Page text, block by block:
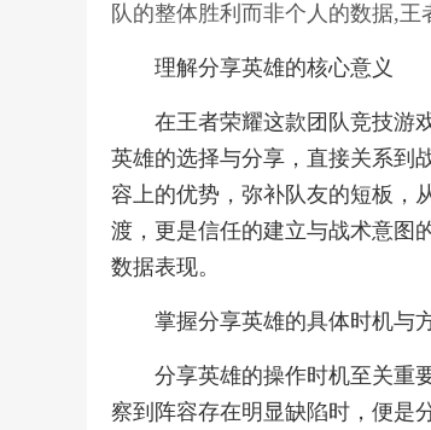
队的整体胜利而非个人的数据,
理解分享英雄的核心意义
在王者荣耀这款团队竞技游
英雄的选择与分享，直接关系到
容上的优势，弥补队友的短板，
渡，更是信任的建立与战术意图
数据表现。
掌握分享英雄的具体时机与
分享英雄的操作时机至关重
察到阵容存在明显缺陷时，便是